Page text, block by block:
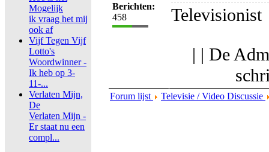
Mogelijk
ik vraag het mij
ook af
Vijf Tegen Vijf
Lotto's
Woordwinner -
Ik heb op 3-
11-...
Verlaten Mijn,
De
Verlaten Mijn -
Er staat nu een
compl...
Berichten:
458
Televisionist
| | De
Forum lijst Televisie / Video Discussie